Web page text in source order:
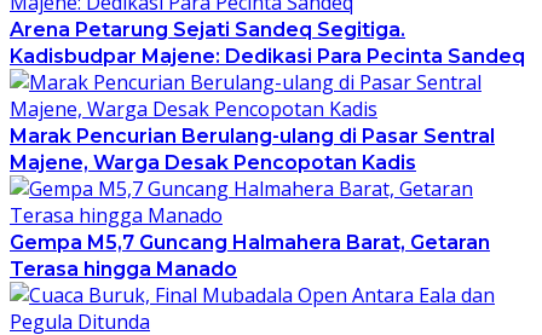
Arena Petarung Sejati Sandeq Segitiga.
Kadisbudpar Majene: Dedikasi Para Pecinta Sandeq
Marak Pencurian Berulang-ulang di Pasar Sentral
Majene, Warga Desak Pencopotan Kadis
Gempa M5,7 Guncang Halmahera Barat, Getaran
Terasa hingga Manado